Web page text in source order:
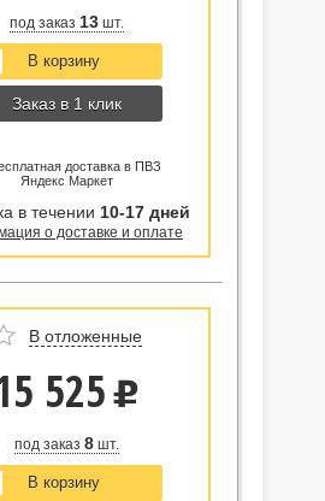
под заказ 13шт.
Заказ в 1 клик
доставка в ПВЗ
Яндекс Маркет
в течении 10-17 дней
о доставке и оплате
В отложенные
525 u
под заказ 8шт.